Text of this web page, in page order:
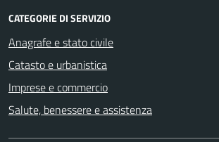
CATEGORIE DI SERVIZIO
Anagrafe e stato civile
Catasto e urbanistica
Imprese e commercio
Salute, benessere e assistenza